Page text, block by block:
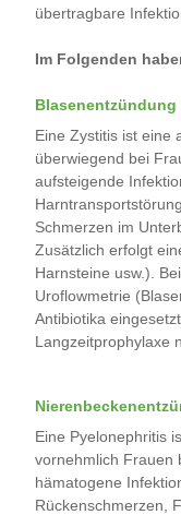
übertragbare
Im Folgenden
Eine Zystitis ist eine
überwiegend bei
aufsteigende
Schmerzen im
Zusätzlich erfolgt
Harnsteine usw.).
Uroflowmetrie
Antibiotika
Langzeitprophylaxe
Eine Pyelonephritis
vornehmlich Frauen
hämatogene
Rückenschmerzen,